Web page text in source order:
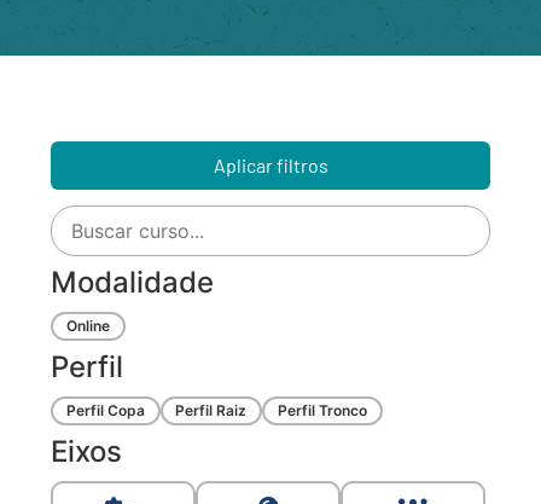
Aplicar filtros
Modalidade
Online
Perfil
Perfil Copa Perfil Raiz Perfil Tronco
Eixos